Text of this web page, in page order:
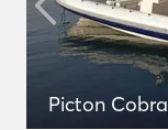
Picton Cobra